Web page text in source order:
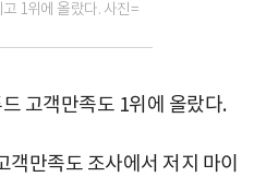
1위에 올랐다. 사진=
고객만족도 1위에 올랐다.
만족도 조사에서 저지 마이